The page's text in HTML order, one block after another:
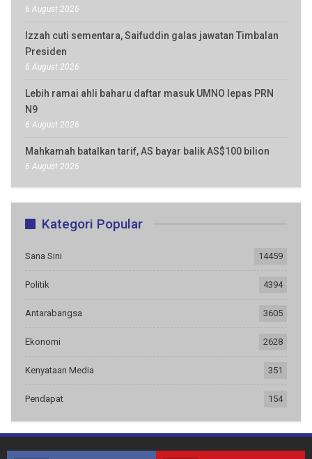
6 August 2026
Izzah cuti sementara, Saifuddin galas jawatan Timbalan
Presiden
6 August 2026
Lebih ramai ahli baharu daftar masuk UMNO lepas PRN
N9
6 August 2026
Mahkamah batalkan tarif, AS bayar balik AS$100 bilion
6 August 2026
Kategori Popular
Sana Sini 14459
Politik 4394
Antarabangsa 3605
Ekonomi 2628
Kenyataan Media 351
Pendapat 154